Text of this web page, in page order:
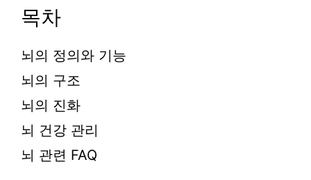
목차
뇌의 정의와 기능
뇌의 구조
뇌의 진화
뇌 건강 관리
뇌 관련 FAQ